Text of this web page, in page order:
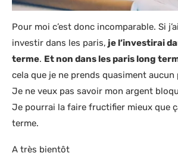
Pour moi c’est donc incomparable. Si
investir dans les paris, je l’investirai
terme. Et non dans les paris long
cela que je ne prends quasiment
Je ne veux pas savoir mon argent
Je pourrai la faire fructifier mieux que
terme.
A très bientôt